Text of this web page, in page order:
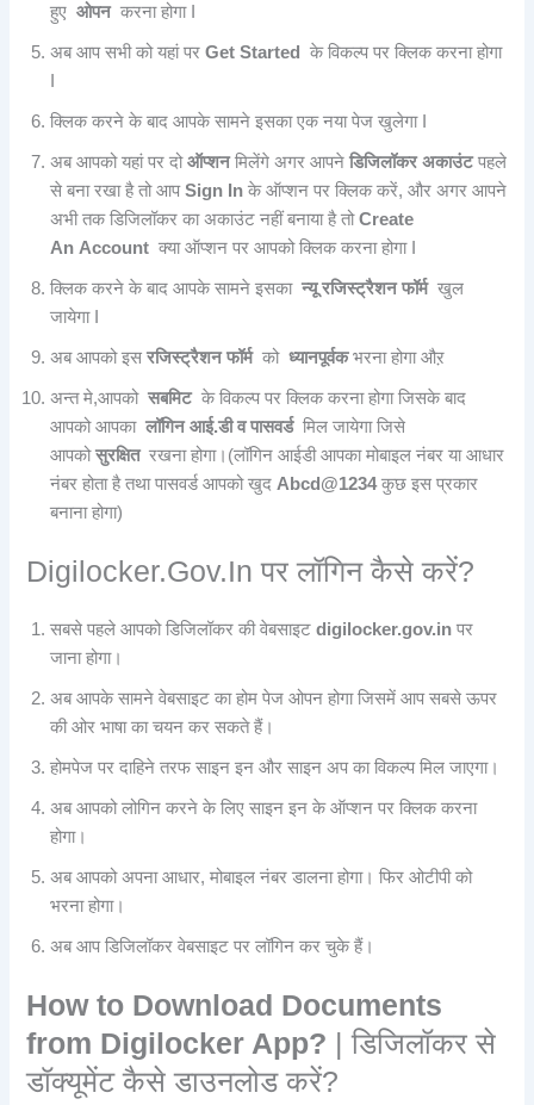
हुए ओपन करना होगा I
अब आप सभी को यहां परGet Started
के विकल्प पर क्लिक करना होगा
क्लिक करने के बाद आपके सामने इसका एक नया पेज खुलेगा I
अब आपको यहां पर दोऑप्शनमिलेंगे अगर आपनेडिजिलॉकर अकाउंटपहले
से बना रखा है तो आपSign In के ऑप्शन पर क्लिक करें, और अगर आपने
अभी तक डिजिलॉकर का अकाउंट नहीं बनाया है तोCreate
An Account क्या ऑप्शन पर आपको क्लिक करना होगा I
क्लिक करने के बाद आपके सामने इसका न्यू रजिस्ट्रैशन फॉर्म खुल
जायेगा I
अब आपको इसरजिस्ट्रैशन फॉर्म को ध्यानपूर्वकभरना होगा औऱ
अन्त मे,आपको सबमिट के विकल्प पर क्लिक करना होगा जिसके बाद
आपको आपका लॉगिन आई.डी व पासवर्ड मिल जायेगा जिसे
आपकोसुरक्षित रखना होगा।(लॉगिन आईडी आपका मोबाइल नंबर या आधार
नंबर होता है तथा पासवर्ड आपको खुद Abcd@1234कुछ इस प्रकार
बनाना होगा)
Digilocker.Gov.In पर लॉगिन कैसे करें?
सबसे पहले आपको डिजिलॉकर की वेबसाइटdigilocker.gov.in पर
जाना होगा।
अब आपके सामने वेबसाइट का होम पेज ओपन होगा जिसमें आप सबसे ऊपर
की ओर भाषा का चयन कर सकते हैं।
होमपेज पर दाहिने तरफ साइन इन और साइन अप का विकल्प मिल जाएगा।
अब आपको लोगिन करने के लिए साइन इन के ऑप्शन पर क्लिक करना
होगा।
अब आपको अपना आधार, मोबाइल नंबर डालना होगा। फिर ओटीपी को
भरना होगा।
अब आप डिजिलॉकर वेबसाइट पर लॉगिन कर चुके हैं।
How to Download Documents
from Digilocker App? | डिजिलॉकर से
डॉक्यूमेंट कैसे डाउनलोड करें?